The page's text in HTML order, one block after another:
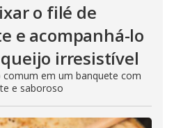
o filé de
e acompanhá-lo
irresistível
em um banquete com
e saboroso